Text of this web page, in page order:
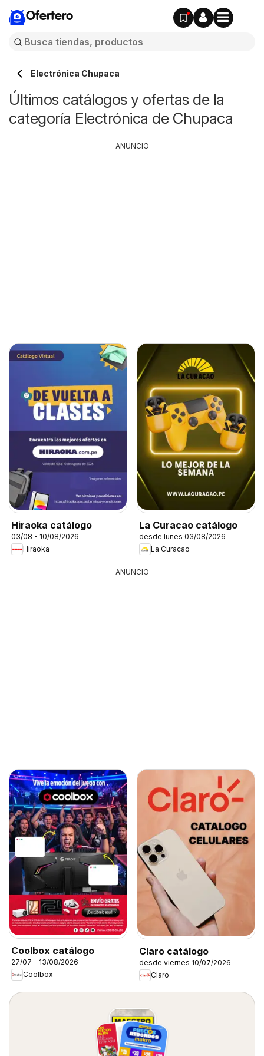
Ofertero
Electrónica Chupaca
Últimos catálogos y ofertas de la
categoría Electrónica de Chupaca
Hiraoka catálogo
03/08 - 10/08/2026
Hiraoka
La Curacao catálogo
desde lunes 03/08/2026
La Curacao
ANUNCIO
ANUNCIO
Coolbox catálogo
27/07 - 13/08/2026
Coolbox
Claro catálogo
desde viernes 10/07/2026
Claro